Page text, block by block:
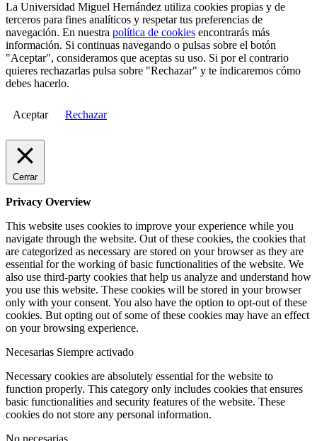
La Universidad Miguel Hernández utiliza cookies propias y de
terceros para fines analíticos y respetar tus preferencias de
navegación. En nuestra política de cookies encontrarás más
información. Si continuas navegando o pulsas sobre el botón
"Aceptar", consideramos que aceptas su uso. Si por el contrario
quieres rechazarlas pulsa sobre "Rechazar" y te indicaremos cómo
debes hacerlo.
Aceptar Rechazar
Cerrar
Privacy Overview
This website uses cookies to improve your experience while you
navigate through the website. Out of these cookies, the cookies that
are categorized as necessary are stored on your browser as they are
essential for the working of basic functionalities of the website. We
also use third-party cookies that help us analyze and understand how
you use this website. These cookies will be stored in your browser
only with your consent. You also have the option to opt-out of these
cookies. But opting out of some of these cookies may have an effect
on your browsing experience.
Necesarias Siempre activado
Necessary cookies are absolutely essential for the website to
function properly. This category only includes cookies that ensures
basic functionalities and security features of the website. These
cookies do not store any personal information.